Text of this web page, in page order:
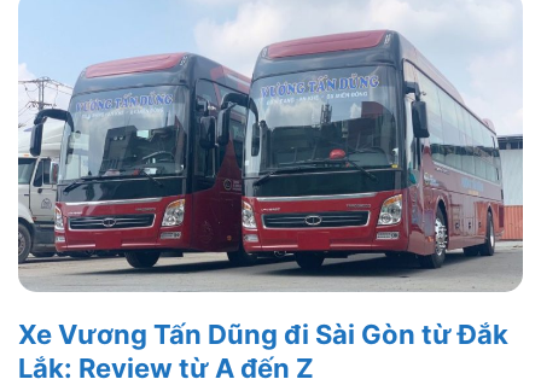
Xe Vương Tấn Dũng đi Sài Gòn từ Đắk
Lắk: Review từ A đến Z